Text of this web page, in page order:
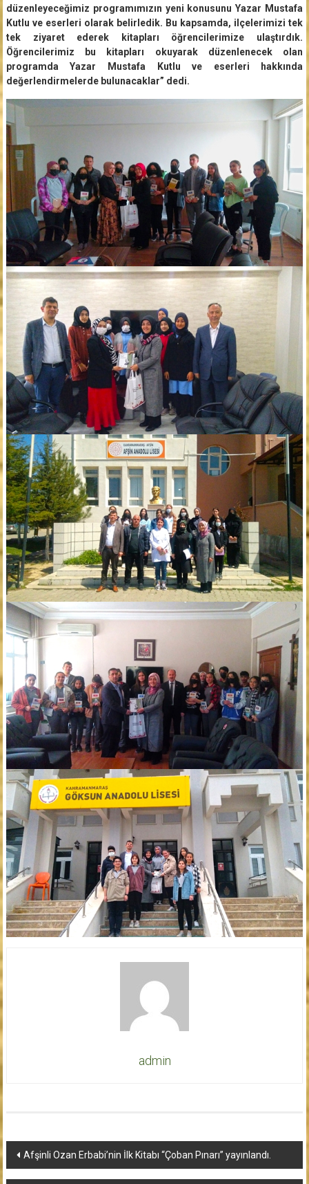
düzenleyeceğimiz programımızın yeni konusunu Yazar Mustafa
Kutlu ve eserleri olarak belirledik. Bu kapsamda, ilçelerimizi tek
tek ziyaret ederek kitapları öğrencilerimize ulaştırdık.
Öğrencilerimiz bu kitapları okuyarak düzenlenecek olan
programda Yazar Mustafa Kutlu ve eserleri hakkında
değerlendirmelerde bulunacaklar” dedi.
admin
Yazı
dolaşımı
Afşinli Ozan Erbabi’nin İlk Kitabı “Çoban Pınarı” yayınlandı.